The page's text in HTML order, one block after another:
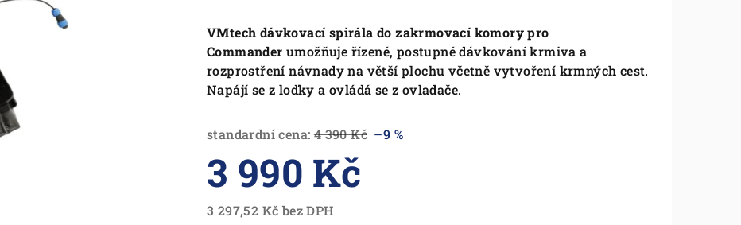
VMtech dávkovací spirála do zakrmovací komory pro
Commander umožňuje řízené, postupné dávkování krmiva a
rozprostření návnady na větší plochu včetně vytvoření krmných cest.
Napájí se z loďky a ovládá se z ovladače.
standardní cena: 4 390 Kč –9 %
3 990 Kč
3 297,52 Kč bez DPH